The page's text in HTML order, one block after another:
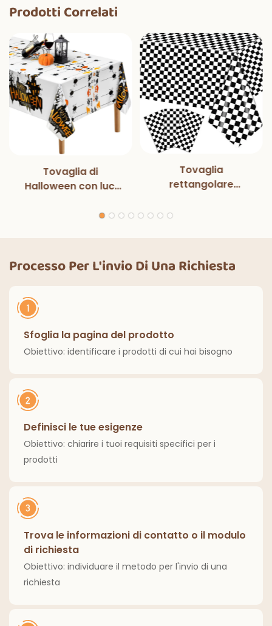
Prodotti Correlati
Tovaglia di
Halloween con luci
decorazioni per
cucina, decorazioni
per la casa
Tovaglia
rettangolare
nero con luci
decorazioni
classiche per interni
Processo Per L'invio Di Una Richiesta
Sfoglia la pagina del prodotto
Obiettivo: identificare i prodotti di cui hai bisogno
Definisci le tue esigenze
Obiettivo: chiarire i tuoi requisiti specifici per i
prodotti
Trova le informazioni di contatto o il modulo
di richiesta
Obiettivo: individuare il metodo per l'invio di una
richiesta